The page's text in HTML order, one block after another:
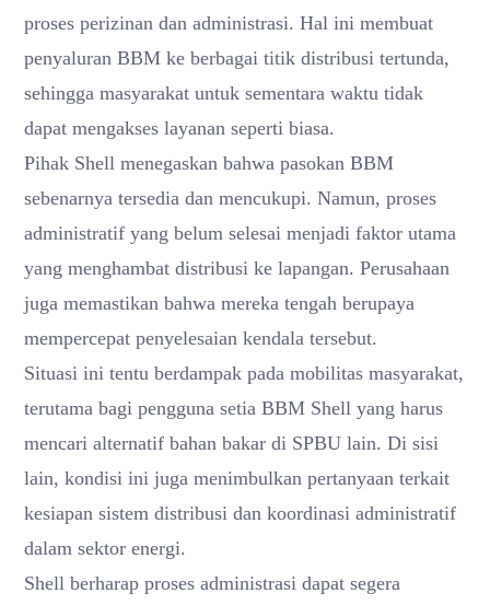
proses perizinan dan administrasi. Hal ini membuat
penyaluran BBM ke berbagai titik distribusi tertunda,
sehingga masyarakat untuk sementara waktu tidak
dapat mengakses layanan seperti biasa.
Pihak Shell menegaskan bahwa pasokan BBM
sebenarnya tersedia dan mencukupi. Namun, proses
administratif yang belum selesai menjadi faktor utama
yang menghambat distribusi ke lapangan. Perusahaan
juga memastikan bahwa mereka tengah berupaya
mempercepat penyelesaian kendala tersebut.
Situasi ini tentu berdampak pada mobilitas masyarakat,
terutama bagi pengguna setia BBM Shell yang harus
mencari alternatif bahan bakar di SPBU lain. Di sisi
lain, kondisi ini juga menimbulkan pertanyaan terkait
kesiapan sistem distribusi dan koordinasi administratif
dalam sektor energi.
Shell berharap proses administrasi dapat segera